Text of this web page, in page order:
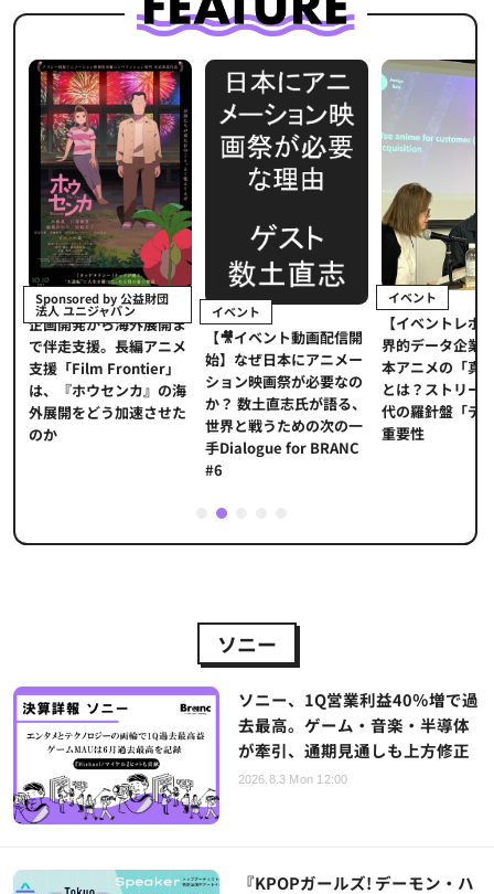
Sponsored by 公益財団
法人 ユニジャパン
企画開発から海外展開ま
で伴走支援。長編アニメ
支援「Film Frontier」
は、『ホウセンカ』の海
外展開をどう加速させた
のか
イベント
【🎥イベント動画配信開
始】なぜ日本にアニメー
ション映画祭が必要なの
か？ 数土直志氏が語る、
世界と戦うための次の一
手Dialogue for BRANC
#6
イベント
【イベントレポ
界的データ企業
本アニメの「真
とは？ストリー
代の羅針盤「デ
重要性
2
ソニー
ソニー、1Q営業利益40％増で過
去最高。ゲーム・音楽・半導体
が牽引、通期見通しも上方修正
2026.8.3 Mon 12:00
『KPOPガールズ! デーモン・ハ